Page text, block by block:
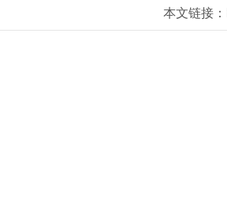
本文链接